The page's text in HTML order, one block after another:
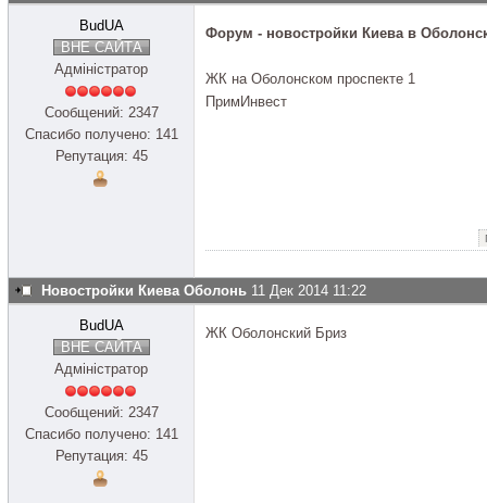
BudUA
ВНЕ САЙТА
Адміністратор
Сообщений: 2347
Спасибо получено: 141
Репутация: 45
Форум - новостройки Киева в
ЖК на Оболонском проспекте 1
ПримИнвест
Новостройки Киева Оболонь 11 Дек 2014 11:22
BudUA
ВНЕ САЙТА
Адміністратор
Сообщений: 2347
Спасибо получено: 141
Репутация: 45
ЖК Оболонский Бриз